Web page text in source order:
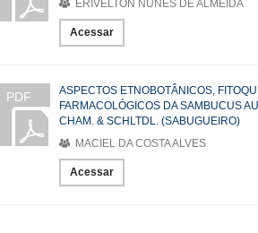
ERIVELTON NUNES DE ALMEIDA
Acessar
PDF
ASPECTOS ETNOBOTÂNICOS,
FARMACOLÓGICOS DA SAMBUCUS
CHAM. & SCHLTDL. (SABUGUEIRO)
MACIEL DA COSTA ALVES
Acessar